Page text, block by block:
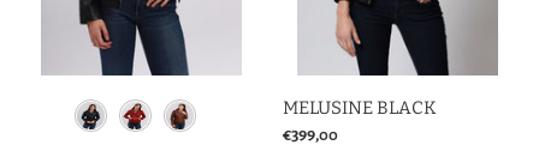
MELUSINE BLACK
Prix
€399,00